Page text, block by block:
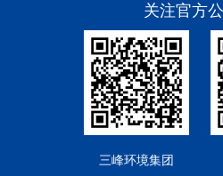
关注官方
三峰环境集团